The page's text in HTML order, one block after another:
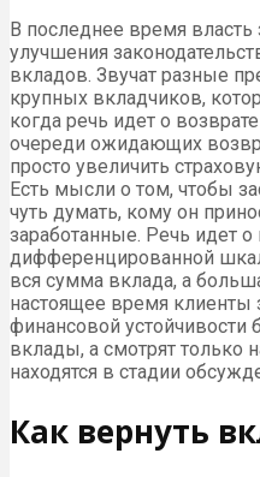
В последнее время власть
улучшения
вкладов. Звучат разные
крупных вкладчиков,
когда речь идет о
очереди ожидающих
просто увеличить
Есть мысли о том, чтобы
чуть думать, кому он
заработанные. Речь идет
дифференцированной
вся сумма вклада, а
настоящее время клиенты
финансовой устойчивости
вклады, а смотрят только
находятся в стадии
Как вернуть